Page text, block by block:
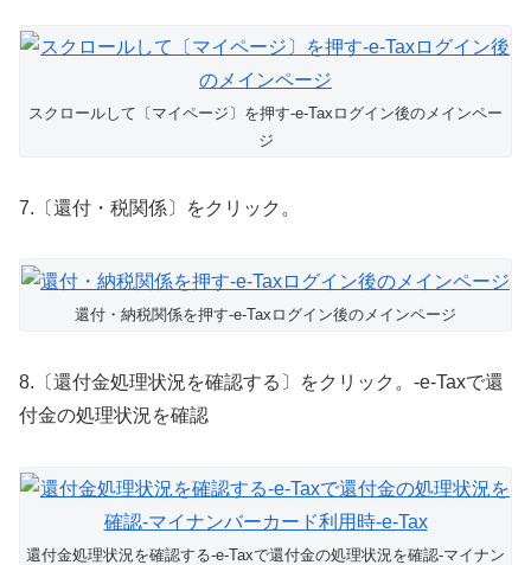
スクロールして〔マイページ〕を押す-e-Taxログイン後のメインペー
ジ
7.〔還付・税関係〕をクリック。
還付・納税関係を押す-e-Taxログイン後のメインページ
8.〔還付金処理状況を確認する〕をクリック。-e-Taxで還
付金の処理状況を確認
還付金処理状況を確認する-e-Taxで還付金の処理状況を確認-マイナン